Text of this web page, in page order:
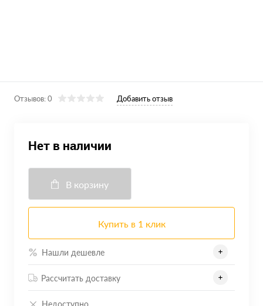
Отзывов: 0 Добавить отзыв
Нет в наличии
В корзину
Купить в 1 клик
Нашли дешевле
Рассчитать доставку
Недоступно